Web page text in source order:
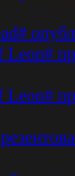
Leon#
Leon#